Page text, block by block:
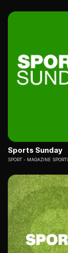
Sports Sunday
SPORT MAGAZINE